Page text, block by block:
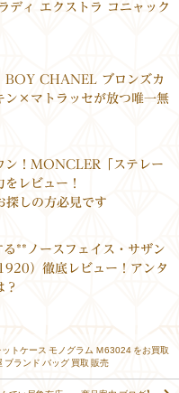
ディ エクストラ コニャック
BOY CHANEL ブロンズカ
ン×マトラッセが放つ唯一無
ン！MONCLER「ステレー
レビュー！
しの方必見です
る**ノースフェイス・サザン
）徹底レビュー！アンタ
？
トケース モノグラム Ｍ63024 をお買取
ブランド バッグ 買取 販売